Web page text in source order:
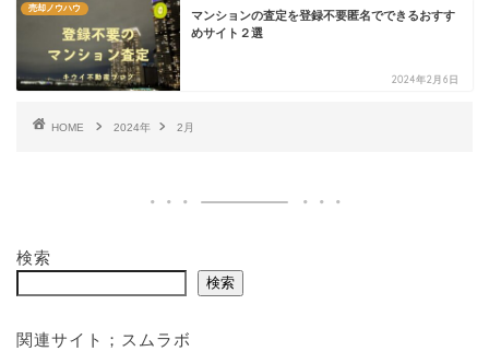
売却ノウハウ
マンションの査定を登録不要匿名でできるおすす
めサイト２選
2024年2月6日
HOME 2024年 2月
検索
検索
関連サイト； スムラボ